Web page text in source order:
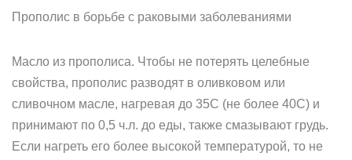
Прополис в борьбе с раковыми заболеваниями
Масло из прополиса. Чтобы не потерять целебные
свойства, прополис разводят в оливковом или
сливочном масле, нагревая до 35С (не более 40С) и
принимают по 0,5 ч.л. до еды, также смазывают грудь.
Если нагреть его более высокой температурой, то не